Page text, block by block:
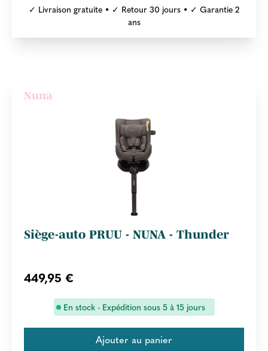
✓ Livraison gratuite • ✓ Retour 30 jours • ✓ Garantie 2
ans
Nuna
Siège-auto PRUU - NUNA - Thunder
449,95 €
En stock - Expédition sous 5 à 15 jours